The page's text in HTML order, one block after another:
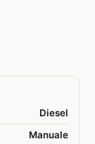
Diesel
Manuale